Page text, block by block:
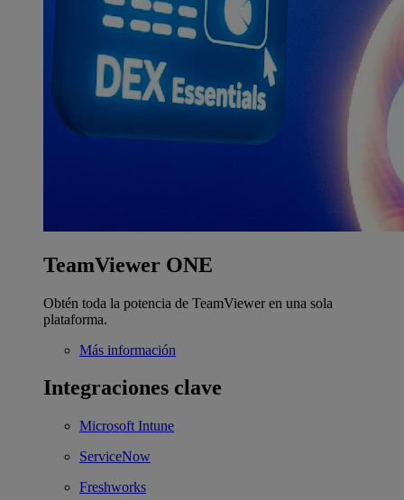
TeamViewer ONE
Obtén toda la potencia de TeamViewer en una sola
plataforma.
Más información
Integraciones clave
Microsoft Intune
ServiceNow
Freshworks